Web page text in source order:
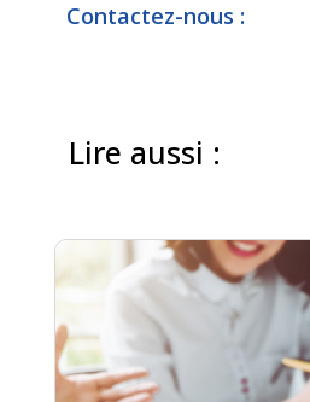
Contactez-nous :
Lire aussi :